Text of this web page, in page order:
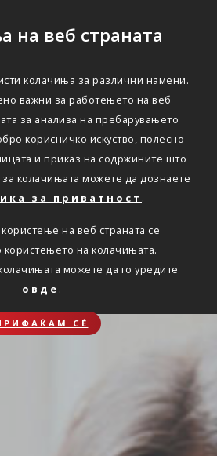
на веб страната
колачиња за различни намени.
важни за работењето на веб
за анализа на пребарувањето
корисничко искуство, полесно
и приказ на содржините што
колачињата можете да дознаете
за приватност .
на веб страната се
користењето на колачињата.
можете да го уредите
овде .
СЀ